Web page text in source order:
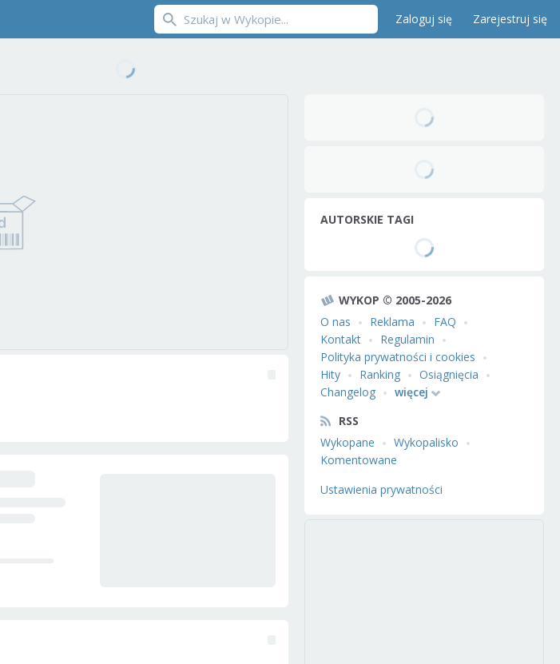
Zaloguj się Zarejestruj się
AUTORSKIE TAGI
WYKOP © 2005-2026
O nas
Reklama
FAQ
Kontakt
Regulamin
Polityka prywatności i cookies
Hity
Ranking
Osiągnięcia
Changelog
więcej
RSS
Wykopane
Wykopalisko
Komentowane
Ustawienia prywatności